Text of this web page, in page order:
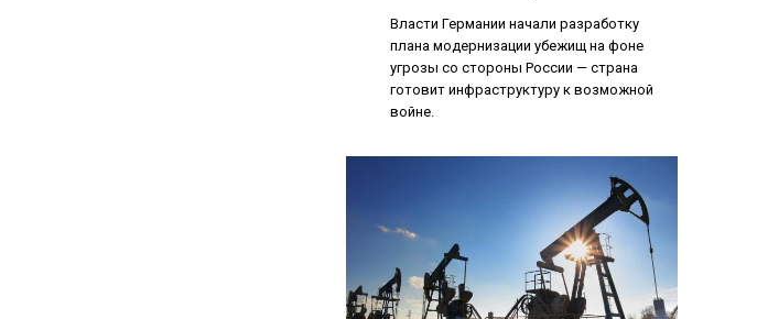
Власти Германии начали разработку
плана модернизации убежищ на фоне
угрозы со стороны России — страна
готовит инфраструктуру к возможной
войне.